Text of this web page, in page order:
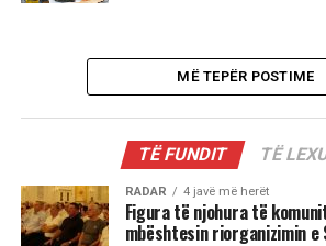
MË TEPËR POSTIME
TË FUNDIT TË
RADAR 4 javë më herët
Figura të njohura të
mbështesin riorganizimin